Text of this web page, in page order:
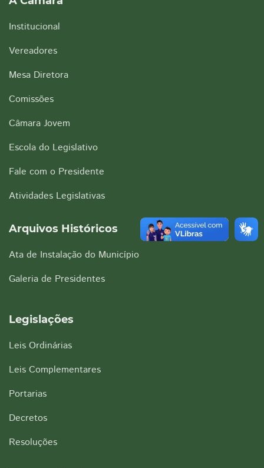
Institucional
Vereadores
Mesa Diretora
Comissões
Câmara Jovem
Escola do Legislativo
Fale com o Presidente
Atividades Legislativas
Arquivos Históricos
Ata de Instalação do Município
Galeria de Presidentes
Legislações
Leis Ordinárias
Leis Complementares
Portarias
Decretos
Resoluções